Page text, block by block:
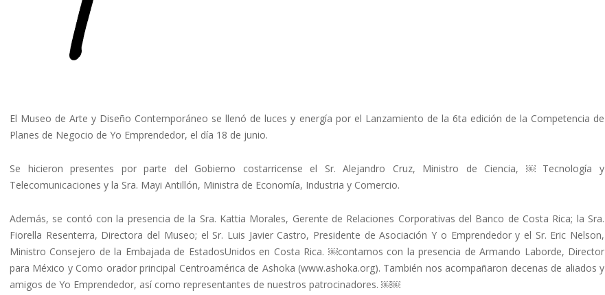
El Museo de Arte y Diseño Contemporáneo se llenó de luces y energía por el Lanzamiento de la 6ta edición de la Competencia de
Planes de Negocio de Yo Emprendedor, el día 18 de junio.
Se hicieron presentes por parte del Gobierno costarricense el Sr. Alejandro Cruz, Ministro de Ciencia, ￼ Tecnología y
Telecomunicaciones y la Sra. Mayi Antillón, Ministra de Economía, Industria y Comercio.
Además, se contó con la presencia de la Sra. Kattia Morales, Gerente de Relaciones Corporativas del Banco de Costa Rica; la Sra.
Fiorella Resenterra, Directora del Museo; el Sr. Luis Javier Castro, Presidente de Asociación Y o Emprendedor y el Sr. Eric Nelson,
Ministro Consejero de la Embajada de EstadosUnidos en Costa Rica. ￼contamos con la presencia de Armando Laborde, Director
para México y Como orador principal Centroamérica de Ashoka (www.ashoka.org). También nos acompañaron decenas de aliados y
amigos de Yo Emprendedor, así como representantes de nuestros patrocinadores. ￼￼